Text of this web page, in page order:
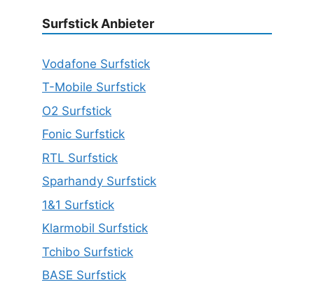
Surfstick Anbieter
Vodafone Surfstick
T-Mobile Surfstick
O2 Surfstick
Fonic Surfstick
RTL Surfstick
Sparhandy Surfstick
1&1 Surfstick
Klarmobil Surfstick
Tchibo Surfstick
BASE Surfstick